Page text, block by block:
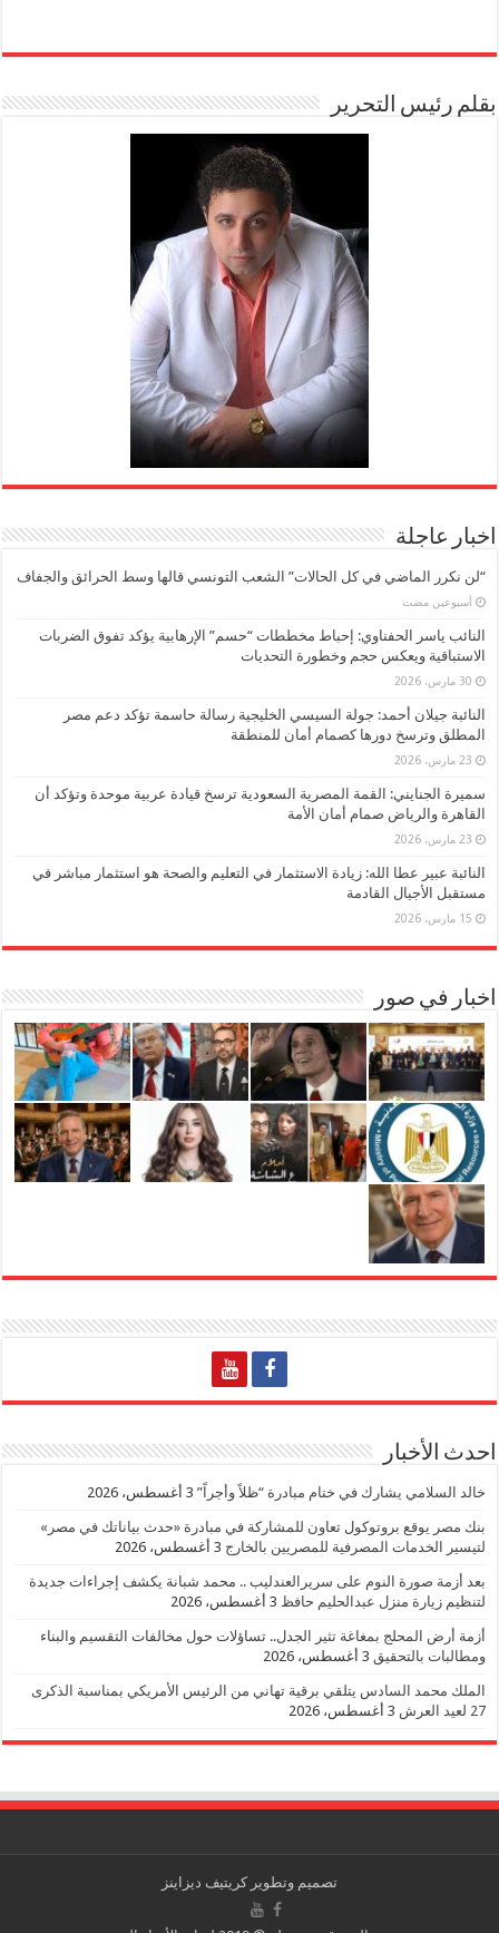
بقلم رئيس التحرير
اخبار عاجلة
“لن نكرر الماضي في كل الحالات” الشعب التونسي قالها وسط الحرائق والجفاف
‏أسبوعين مضت
النائب ياسر الحفناوي: إحباط مخططات “حسم” الإرهابية يؤكد تفوق الضربات
الاستباقية ويعكس حجم وخطورة التحديات
30 مارس، 2026
النائبة جيلان أحمد: جولة السيسي الخليجية رسالة حاسمة تؤكد دعم مصر
المطلق وترسخ دورها كصمام أمان للمنطقة
23 مارس، 2026
سميرة الجنايني: القمة المصرية السعودية ترسخ قيادة عربية موحدة وتؤكد أن
القاهرة والرياض صمام أمان الأمة
23 مارس، 2026
النائبة عبير عطا الله: زيادة الاستثمار في التعليم والصحة هو استثمار مباشر في
مستقبل الأجيال القادمة
15 مارس، 2026
اخبار في صور
احدث الأخبار
خالد السلامي يشارك في ختام مبادرة “ظلاً وأجراً” 3 أغسطس، 2026
بنك مصر يوقع بروتوكول تعاون للمشاركة في مبادرة «حدث بياناتك في مصر»
لتيسير الخدمات المصرفية للمصريين بالخارج 3 أغسطس، 2026
بعد أزمة صورة النوم على سريرالعندليب .. محمد شبانة يكشف إجراءات جديدة
لتنظيم زيارة منزل عبدالحليم حافظ 3 أغسطس، 2026
أزمة أرض المحلج بمغاغة تثير الجدل.. تساؤلات حول مخالفات التقسيم والبناء
ومطالبات بالتحقيق 3 أغسطس، 2026
الملك محمد السادس يتلقي برقية تهاني من الرئيس الأمريكي بمناسبة الذكرى
27 لعيد العرش
3 أغسطس، 2026
تصميم وتطويركريتيف ديزاينز